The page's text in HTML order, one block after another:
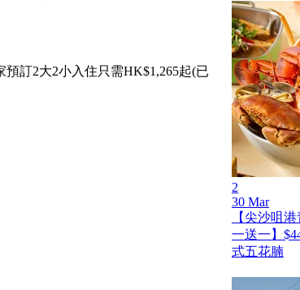
訂2大2小入住只需HK$1,265起(已
2
30 Mar
【尖沙咀
一送一】
式五花腩